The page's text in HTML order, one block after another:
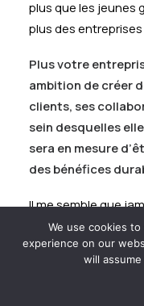
plus que les jeunes
plus des
Plus votre
ambition de créer
clients, ses
sein desquelles
sera en mesure
des bénéfices
Il me semble que
important pour les
besoins de leurs
une période de
nous trouvons
We use cookies
experience on our
will